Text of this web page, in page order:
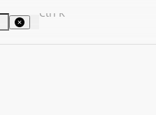
Ctrl K